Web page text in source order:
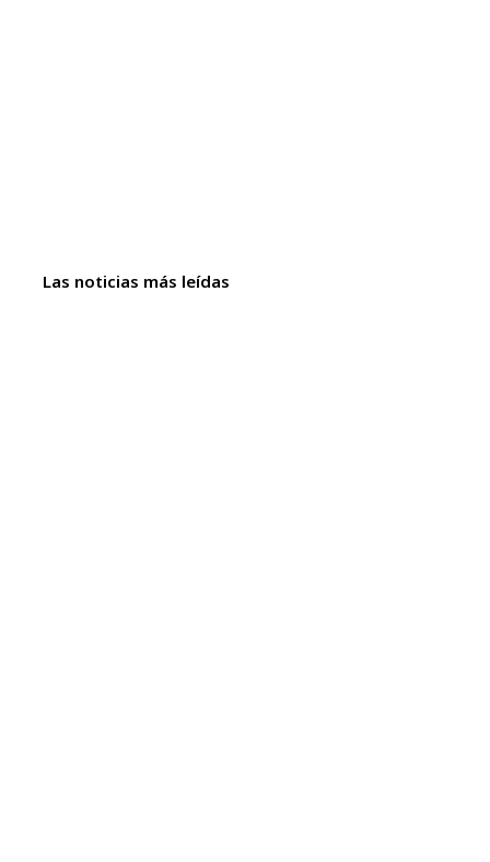
Las noticias más leídas